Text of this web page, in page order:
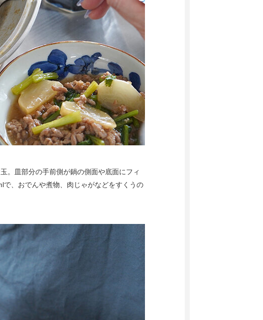
。皿部分の手前側が鍋の側面や底面にフィ
、おでんや煮物、肉じゃがなどをすくうの